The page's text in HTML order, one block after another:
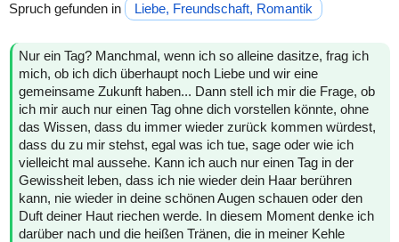
Spruch gefunden in Liebe, Freundschaft, Romantik
Nur ein Tag? Manchmal, wenn ich so alleine dasitze, frag ich
mich, ob ich dich überhaupt noch Liebe und wir eine
gemeinsame Zukunft haben... Dann stell ich mir die Frage, ob
ich mir auch nur einen Tag ohne dich vorstellen könnte, ohne
das Wissen, dass du immer wieder zurück kommen würdest,
dass du zu mir stehst, egal was ich tue, sage oder wie ich
vielleicht mal aussehe. Kann ich auch nur einen Tag in der
Gewissheit leben, dass ich nie wieder dein Haar berühren
kann, nie wieder in deine schönen Augen schauen oder den
Duft deiner Haut riechen werde. In diesem Moment denke ich
darüber nach und die heißen Tränen, die in meiner Kehle